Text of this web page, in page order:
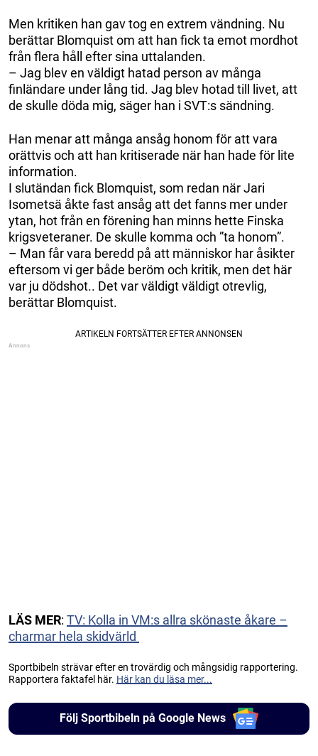
Men kritiken han gav tog en extrem vändning. Nu
berättar Blomquist om att han fick ta emot mordhot
från flera håll efter sina uttalanden.
– Jag blev en väldigt hatad person av många
finländare under lång tid. Jag blev hotad till livet, att
de skulle döda mig, säger han i SVT:s sändning.
Han menar att många ansåg honom för att vara
orättvis och att han kritiserade när han hade för lite
information.
I slutändan fick Blomquist, som redan när Jari
Isometsä åkte fast ansåg att det fanns mer under
ytan, hot från en förening han minns hette Finska
krigsveteraner. De skulle komma och ”ta honom”.
– Man får vara beredd på att människor har åsikter
eftersom vi ger både beröm och kritik, men det här
var ju dödshot.. Det var väldigt väldigt otrevlig,
berättar Blomquist.
LÄS MER: TV: Kolla in VM:s allra skönaste åkare –
charmar hela skidvärld
Sportbibeln strävar efter en trovärdig och mångsidig rapportering.
Rapportera faktafel här. Här kan du läsa mer...
Följ Sportbibeln på Google News